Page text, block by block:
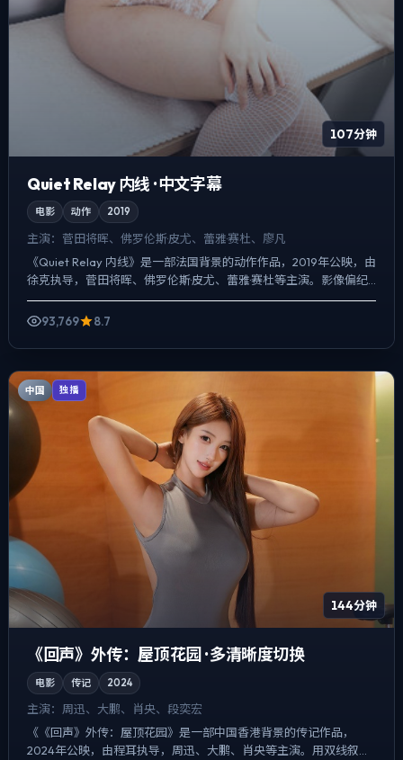
107分钟
Quiet Relay 内线 · 中文字幕
电影 动作 2019
主演： 菅田将晖、佛罗伦斯·皮尤、蕾雅·赛杜、廖凡
《Quiet Relay 内线》是一部法国背景的动作作品，2019年公映，由
徐克执导，菅田将晖、佛罗伦斯·皮尤、蕾雅·赛杜等主演。影像偏纪
实质感，手持与固定机位交替出现，人物在...
93,769
8.7
中国 独播
144分钟
《回声》外传：屋顶花园 · 多清晰度切换
电影 传记 2024
主演： 周迅、大鹏、肖央、段奕宏
《《回声》外传：屋顶花园》是一部中国香港背景的传记作品，
2024年公映，由程耳执导，周迅、大鹏、肖央等主演。用双线叙事